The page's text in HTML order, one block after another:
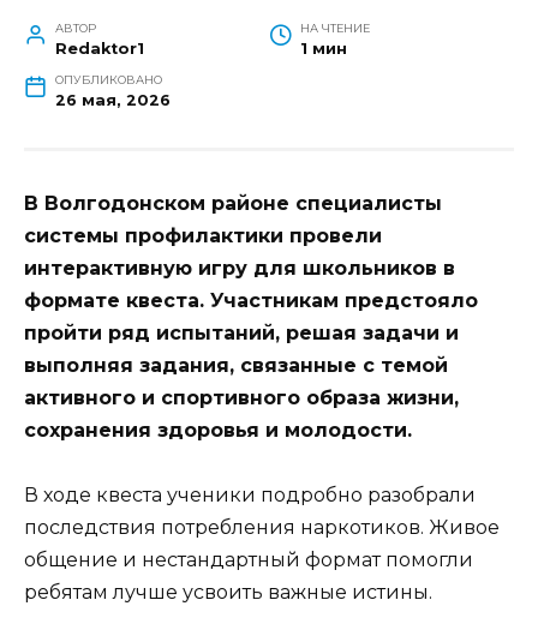
АВТОР
Redaktor1
НА ЧТЕНИЕ
1 мин
ОПУБЛИКОВАНО
26 мая, 2026
В Волгодонском районе специалисты
системы профилактики провели
интерактивную игру для школьников в
формате квеста. Участникам предстояло
пройти ряд испытаний, решая задачи и
выполняя задания, связанные с темой
активного и спортивного образа жизни,
сохранения здоровья и молодости.
В ходе квеста ученики подробно разобрали
последствия потребления наркотиков. Живое
общение и нестандартный формат помогли
ребятам лучше усвоить важные истины.